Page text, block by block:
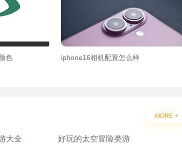
色 iphone16相机配置怎么样
MORE +
大全 好玩的太空冒险类游